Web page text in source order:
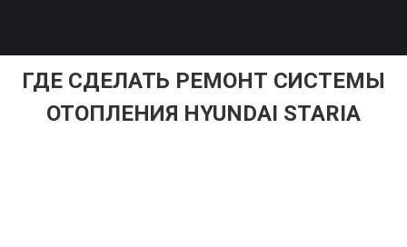
ГДЕ СДЕЛАТЬ РЕМОНТ СИСТЕМЫ
ОТОПЛЕНИЯ HYUNDAI STARIA